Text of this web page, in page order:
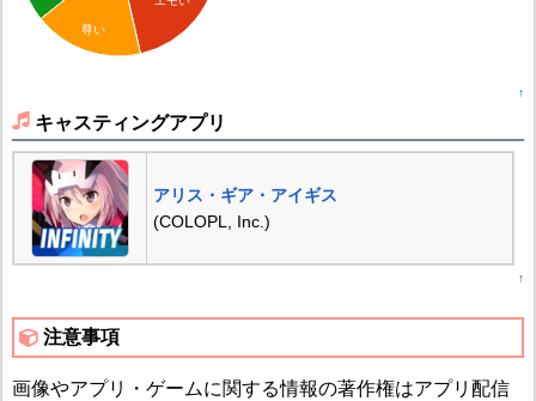
尊い
↑
キャスティングアプリ
アリス・ギア・アイギス
(COLOPL, Inc.)
↑
注意事項
画像やアプリ・ゲームに関する情報の著作権はアプリ配信